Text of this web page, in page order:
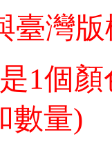
臺灣
1個
數量)